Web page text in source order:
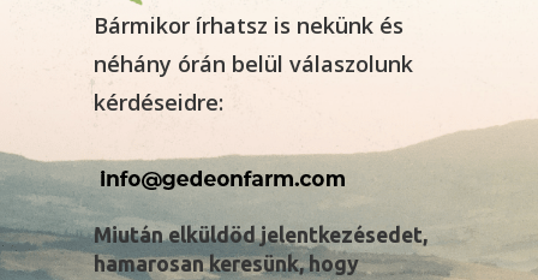
Bármikor írhatsz is nekünk és
néhány órán belül válaszolunk
kérdéseidre:
Miután elküldöd jelentkezésedet,
hamarosan keresünk, hogy